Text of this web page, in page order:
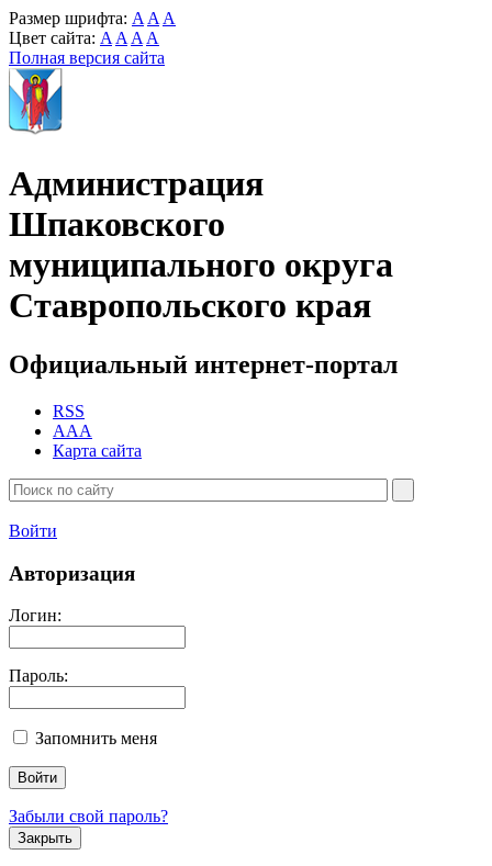
Размер шрифта: A A A
Цвет сайта: A A A A
Полная версия сайта
Администрация
Шпаковского
муниципального округа
Ставропольского края
Официальный интернет-портал
RSS
AAA
Карта сайта
Войти
Авторизация
Логин:
Пароль:
Запомнить меня
Забыли свой пароль?
Закрыть